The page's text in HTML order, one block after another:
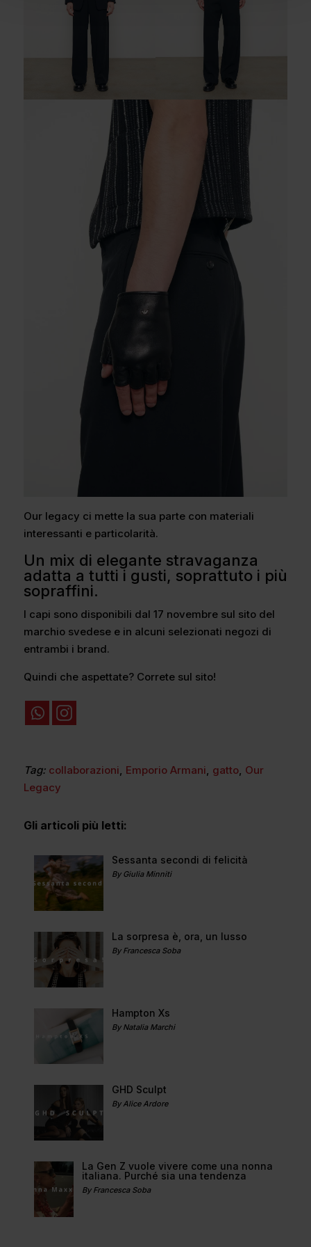
Our legacy ci mette la sua parte con materiali
interessanti e particolarità.
Un mix di elegante stravaganza
adatta a tutti i gusti, soprattuto i più
sopraffini.
I capi sono disponibili dal 17 novembre sul sito del
marchio svedese e in alcuni selezionati negozi di
entrambi i brand.
Quindi che aspettate? Correte sul sito!
Tag: collaborazioni, Emporio Armani, gatto, Our
Legacy
Gli articoli più letti:
Sessanta secondi di felicità
By Giulia Minniti
La sorpresa è, ora, un lusso
By Francesca Soba
Hampton Xs
By Natalia Marchi
GHD Sculpt
By Alice Ardore
La Gen Z vuole vivere come una nonna
italiana. Purché sia una tendenza
By Francesca Soba